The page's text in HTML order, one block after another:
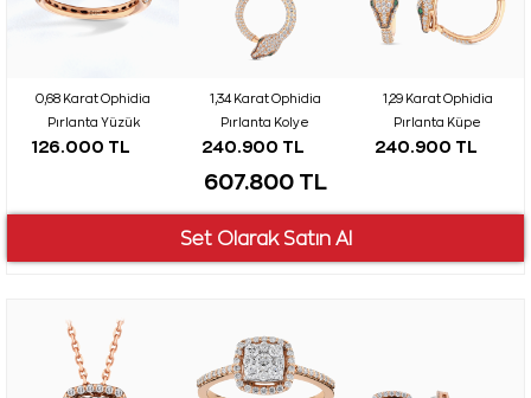
0,68 Karat Ophidia
Pırlanta Yüzük
126.000 TL
1,34 Karat Ophidia
Pırlanta Kolye
240.900 TL
1,29 Karat Ophidia
Pırlanta Küpe
240.900 TL
607.800 TL